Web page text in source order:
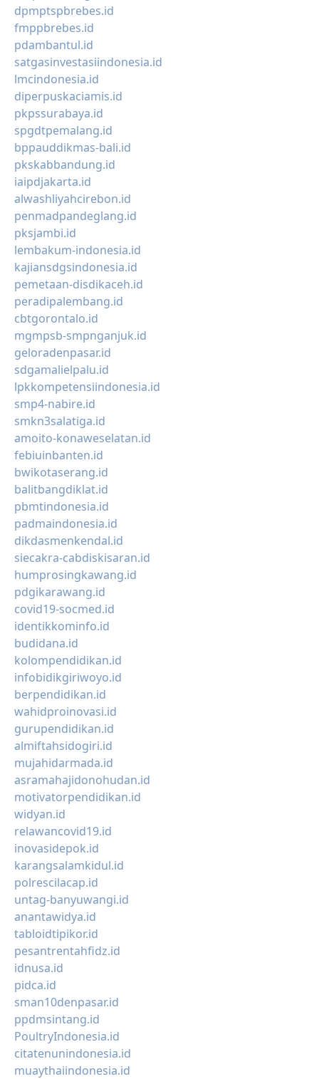
dpmptspbrebes.id
fmppbrebes.id
pdambantul.id
satgasinvestasiindonesia.id
lmcindonesia.id
diperpuskaciamis.id
pkpssurabaya.id
spgdtpemalang.id
bppauddikmas-bali.id
pkskabbandung.id
iaipdjakarta.id
alwashliyahcirebon.id
penmadpandeglang.id
pksjambi.id
lembakum-indonesia.id
kajiansdgsindonesia.id
pemetaan-disdikaceh.id
peradipalembang.id
cbtgorontalo.id
mgmpsb-smpnganjuk.id
geloradenpasar.id
sdgamalielpalu.id
lpkkompetensiindonesia.id
smp4-nabire.id
smkn3salatiga.id
amoito-konaweselatan.id
febiuinbanten.id
bwikotaserang.id
balitbangdiklat.id
pbmtindonesia.id
padmaindonesia.id
dikdasmenkendal.id
siecakra-cabdiskisaran.id
humprosingkawang.id
pdgikarawang.id
covid19-socmed.id
identikkominfo.id
budidana.id
kolompendidikan.id
infobidikgiriwoyo.id
berpendidikan.id
wahidproinovasi.id
gurupendidikan.id
almiftahsidogiri.id
mujahidarmada.id
asramahajidonohudan.id
motivatorpendidikan.id
widyan.id
relawancovid19.id
inovasidepok.id
karangsalamkidul.id
polrescilacap.id
untag-banyuwangi.id
anantawidya.id
tabloidtipikor.id
pesantrentahfidz.id
idnusa.id
pidca.id
sman10denpasar.id
ppdmsintang.id
PoultryIndonesia.id
citatenunindonesia.id
muaythaiindonesia.id